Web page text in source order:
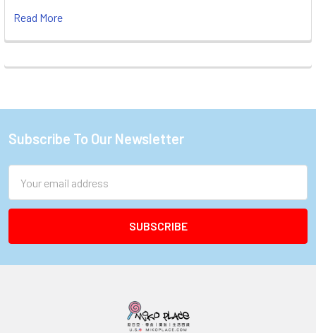
Read More
Footer
Subscribe To Our Newsletter
Address